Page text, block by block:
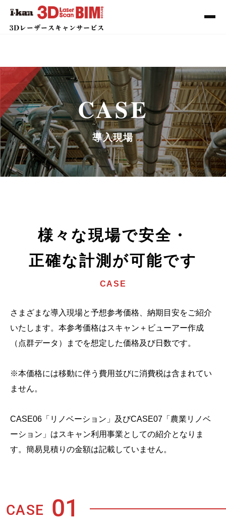
導入現場
CASE
導入現場
様々な現場で安全・
正確な計測が可能です
CASE
さまざまな導入現場と予想参考価格、納期目安をご紹介
いたします。 本参考価格はスキャン＋ビューアー作成
（点群データ）までを想定した価格及び日数です。
※本価格には移動に伴う費用並びに消費税は含まれてい
ません。
CASE06「リノベーション」及びCASE07「農業リノベ
ーション」はスキャン利用事業としての紹介となりま
す。簡易見積りの金額は記載していません。
CASE 01